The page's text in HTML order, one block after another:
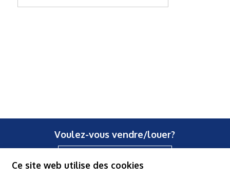
Voulez-vous vendre/louer?
Ce site web utilise des cookies